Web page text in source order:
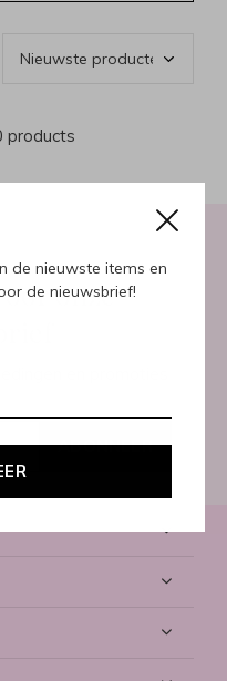
de nieuwste items en
de nieuwsbrief!
products
onze
ABONNEER